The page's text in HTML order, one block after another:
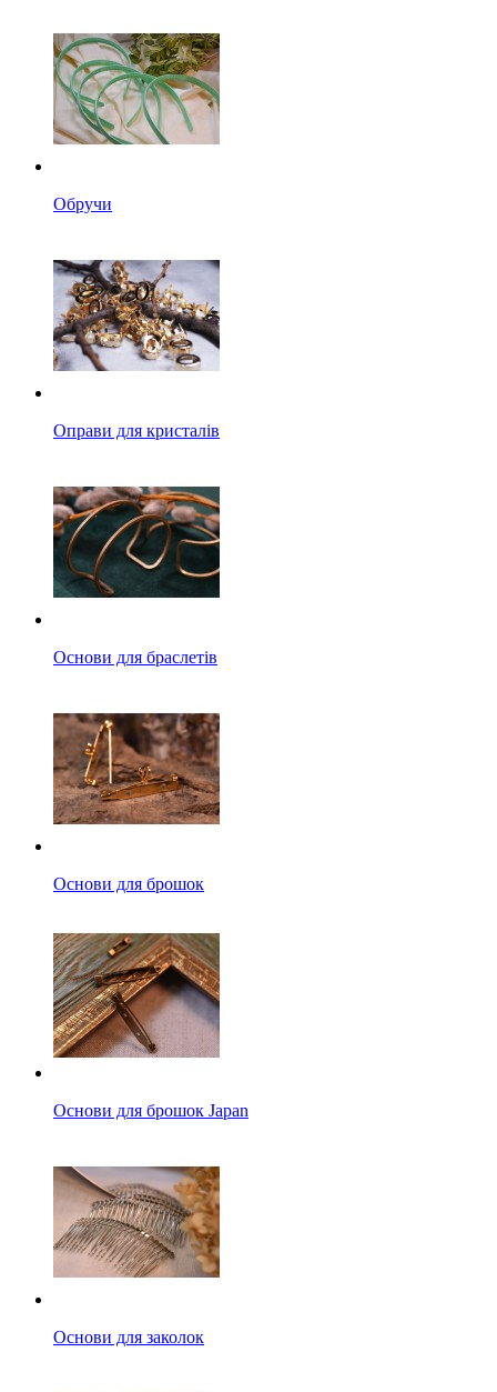
Обручи
Оправи для кристалів
Основи для браслетів
Основи для брошок
Основи для брошок Japan
Основи для заколок